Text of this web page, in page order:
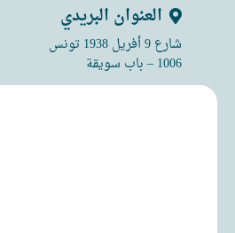
العنوان البريدي
شارع 9 أفريل 1938 تونس
1006 – باب سويقة